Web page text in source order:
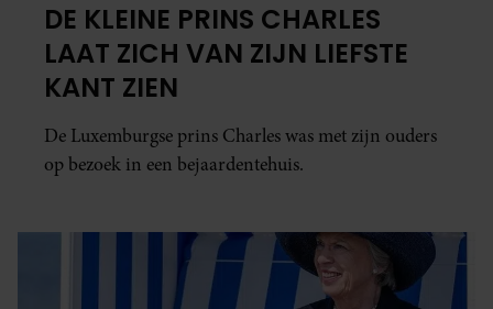
DE KLEINE PRINS CHARLES
LAAT ZICH VAN ZIJN LIEFSTE
KANT ZIEN
De Luxemburgse prins Charles was met zijn ouders
op bezoek in een bejaardentehuis.